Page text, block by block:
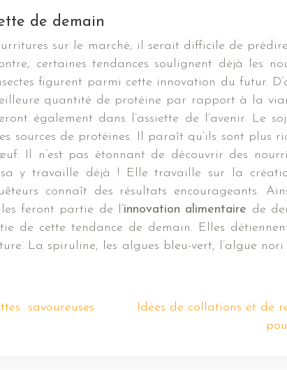
de demain
sur le marché, il serait difficile de prédire
certaines tendances soulignent déjà les
figurent parmi cette innovation du futur.
quantité de protéine par rapport à la
également dans l’assiette de l’avenir. Le
sources de protéines. Il paraît qu’ils sont plus
Il n’est pas étonnant de découvrir des
y travaille déjà ! Elle travaille sur la
connaît des résultats encourageants.
feront partie de l’innovation alimentaire de
de cette tendance de demain. Elles
La spiruline, les algues bleu-vert, l’algue
savoureuses
Idées de collations et de